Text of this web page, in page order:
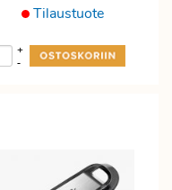
Tilaustuote
-
+